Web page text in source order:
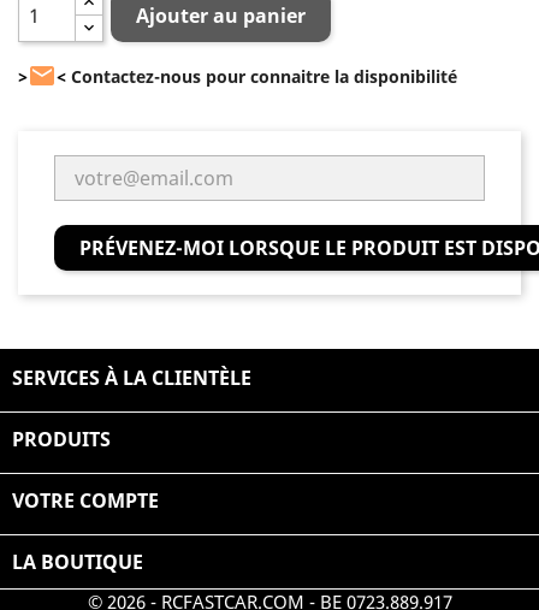
Ajouter au panier
>< Contactez-nous pour connaitre la disponibilité
PRÉVENEZ-MOI LORSQUE LE PRODUIT EST
SERVICES À LA CLIENTÈLE
PRODUITS
VOTRE COMPTE
LA BOUTIQUE
© 2026 - RCFASTCAR.COM - BE 0723.889.917